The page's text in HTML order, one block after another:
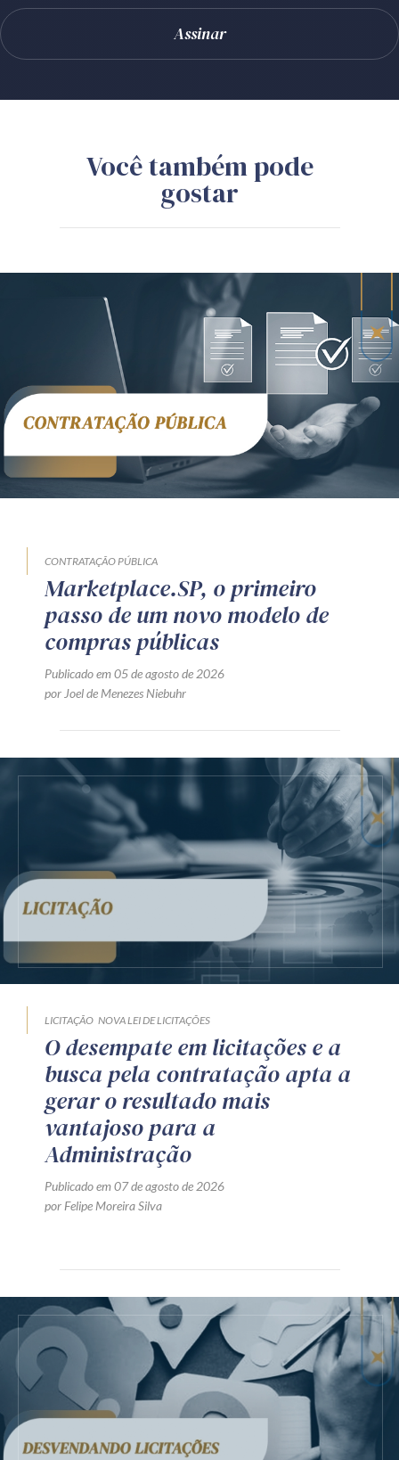
Você também pode
gostar
CONTRATAÇÃO PÚBLICA
Marketplace.SP, o primeiro
passo de um novo modelo de
compras públicas
Publicado em 05 de agosto de 2026
por Joel de Menezes Niebuhr
LICITAÇÃO NOVA LEI DE LICITAÇÕES
O desempate em licitações e a
busca pela contratação apta a
gerar o resultado mais
vantajoso para a
Administração
Publicado em 07 de agosto de 2026
por Felipe Moreira Silva